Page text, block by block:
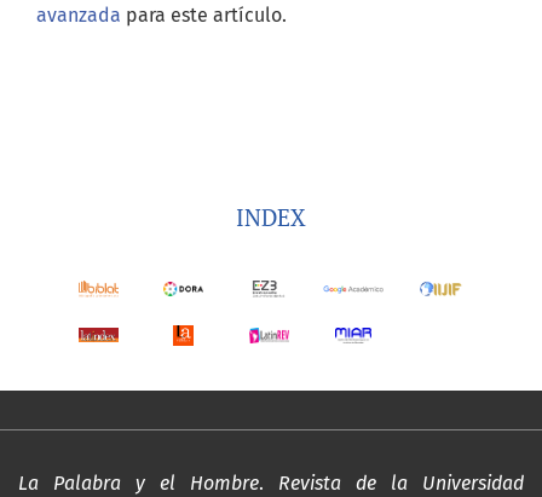
avanzada para este artículo.
INDEX
La Palabra y el Hombre. Revista de la Universidad